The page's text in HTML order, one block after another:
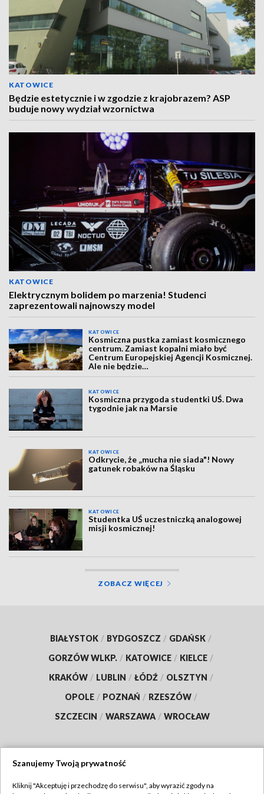
KATOWICE
Będzie estetycznie i w zgodzie z krajobrazem? ASP
buduje nowy wydział wzornictwa
KATOWICE
Elektrycznym bolidem po marzenia! Studenci
zaprezentowali najnowszy model
KATOWICE
Kosmiczna pustka zamiast kosmicznego
centrum. Zamiast kopalni miało być
Centrum Europejskiej Agencji Kosmicznej.
Ale nie będzie…
KATOWICE
Kosmiczna przygoda studentki UŚ. Dwa
tygodnie jak na Marsie
KATOWICE
Odkrycie, że „mucha nie siada"! Nowy
gatunek robaków na Śląsku
KATOWICE
Studentka UŚ uczestniczką analogowej
misji kosmicznej!
ZOBACZ WIĘCEJ
BIAŁYSTOK / BYDGOSZCZ / GDAŃSK /
GORZÓW WLKP. / KATOWICE / KIELCE /
KRAKÓW / LUBLIN / ŁÓDŹ / OLSZTYN /
OPOLE / POZNAŃ / RZESZÓW /
SZCZECIN / WARSZAWA / WROCŁAW
Szanujemy Twoją prywatność
Kliknij "Akceptuję i przechodzę do serwisu", aby wyrazić zgody na